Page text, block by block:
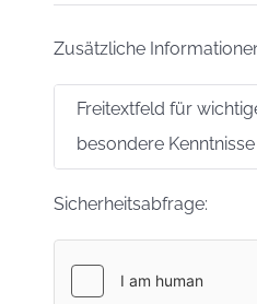
Zusätzliche
Sicherheitsabfrage: